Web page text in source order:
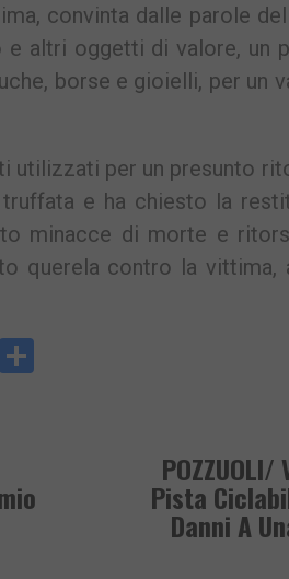
convinta dalle parole
altri oggetti di valore, un
borse e gioielli, per un
utilizzati per un presunto
e ha chiesto la
minacce di morte e
querela contro la vittima,
PrintFriendly
Pista
Danni A